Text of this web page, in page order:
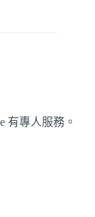
有專人服務。